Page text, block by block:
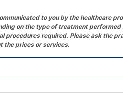
to you by the healthcare
on the type of treatment performed
procedures required. Please ask the
the prices or services.